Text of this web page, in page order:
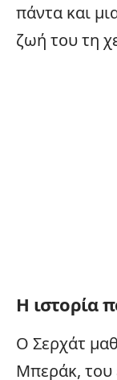
πάντα και
ζωή του τη
Η ιστορία
Ο Σερχάτ
Μπεράκ, του